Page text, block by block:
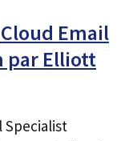
Email
par Elliott
Specialist